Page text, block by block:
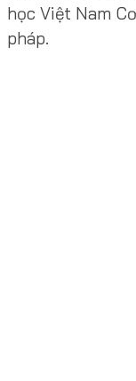
học Việt Nam
pháp.